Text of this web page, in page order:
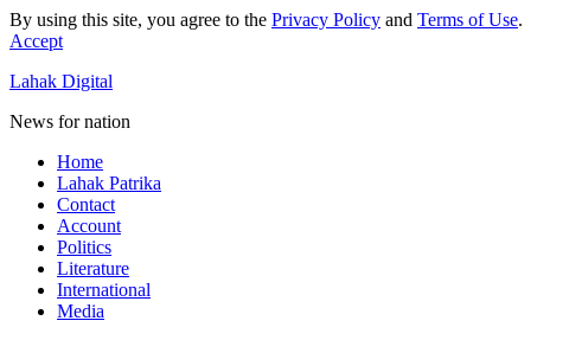
By using this site, you agree to the Privacy Policy and Terms of Use.
Accept
Lahak Digital
News for nation
Home
Lahak Patrika
Contact
Account
Politics
Literature
International
Media